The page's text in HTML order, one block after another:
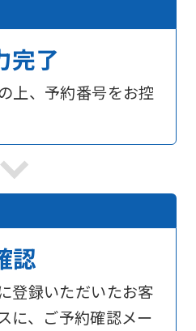
完了
上、予約番号をお控
認
登録いただいたお客
に、ご予約確認メー